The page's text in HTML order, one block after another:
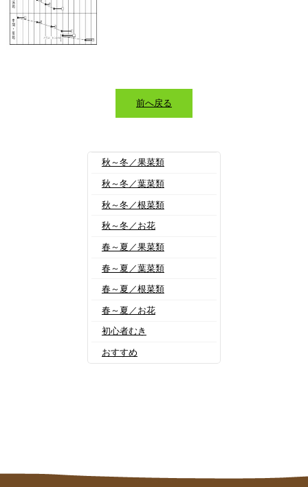
前へ戻る
秋～冬／果菜類
秋～冬／葉菜類
秋～冬／根菜類
秋～冬／お花
春～夏／果菜類
春～夏／葉菜類
春～夏／根菜類
春～夏／お花
初心者むき
おすすめ